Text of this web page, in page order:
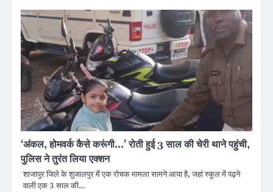
‘अंकल, होमवर्क कैसे करूंगी…’ रोती हुई 3 साल की चेरी थाने पहुंची,
पुलिस ने तुरंत लिया एक्शन
शाजापुर जिले के शुजालपुर में एक रोचक मामला सामने आया है, जहां स्कूल में पढ़ने
वाली एक 3 साल की…